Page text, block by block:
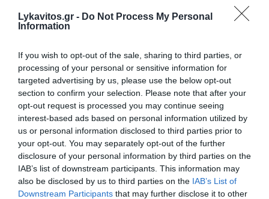
Lykavitos.gr - Do Not Process My Personal
Information
If you wish to opt-out of the sale, sharing to third parties, or
processing of your personal or sensitive information for
targeted advertising by us, please use the below opt-out
section to confirm your selection. Please note that after your
opt-out request is processed you may continue seeing
interest-based ads based on personal information utilized by
us or personal information disclosed to third parties prior to
your opt-out. You may separately opt-out of the further
disclosure of your personal information by third parties on the
IAB’s list of downstream participants. This information may
also be disclosed by us to third parties on the IAB’s List of
Downstream Participants that may further disclose it to other
κινητοποίησης Αττική, Βοιωτία
και Εύβοια λόγω υψηλού
κινδύνου πυρκαγιάς
Σε κατάσταση κινητοποίησης τίθενται η Αττική, η
Βοιωτία και η Εύβοια, καθώς για την Πέμπτη
προβλέπεται πολύ υψηλός κίνδυνος εκδήλωσης
πυρκαγιάς (Κατηγορία Κινδύνου 4), σύμφωνα με τον
Χάρτη Πρόβλεψης Κινδύνου Πυ...
10:04 | 06 Αυγούστου 2026 Ελλάδα